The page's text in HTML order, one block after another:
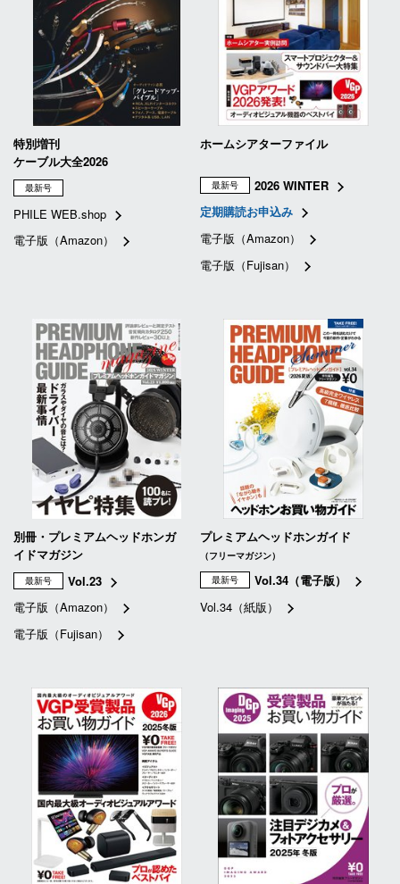
特別増刊
ケーブル大全2026
最新号
PHILE WEB.shop
電子版（Amazon）
ホームシアターファイル
最新号
2026 WINTER
定期購読お申込み
電子版（Amazon）
電子版（Fujisan）
別冊・プレミアムヘッドホンガ
イドマガジン
最新号
Vol.23
電子版（Amazon）
電子版（Fujisan）
プレミアムヘッドホンガイド
（フリーマガジン）
最新号
Vol.34（電子版）
Vol.34（紙版）